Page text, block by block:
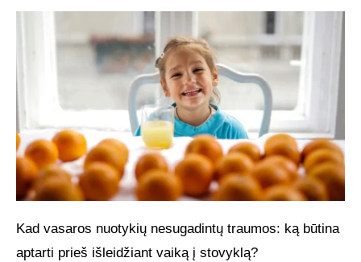
Kad vasaros nuotykių nesugadintų traumos: ką būtina
aptarti prieš išleidžiant vaiką į stovyklą?